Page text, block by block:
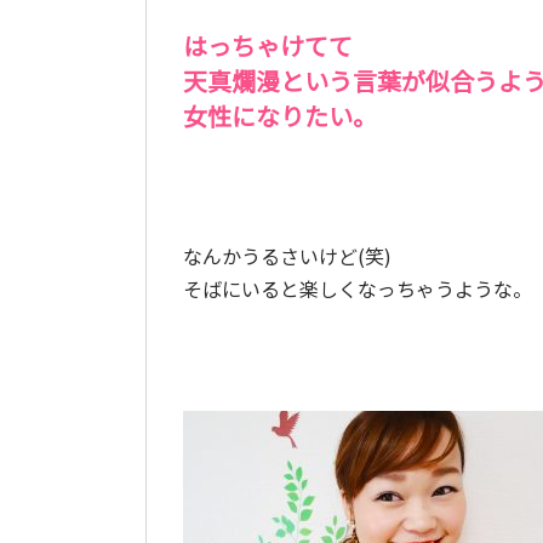
はっちゃけてて
天真爛漫という言葉が似合うよ
女性になりたい。
なんかうるさいけど(笑)
そばにいると楽しくなっちゃうような。